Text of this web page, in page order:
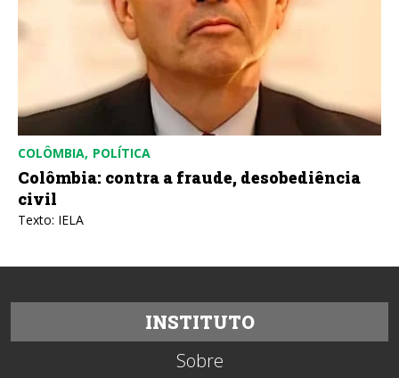
COLÔMBIA POLÍTICA
Colômbia: contra a fraude, desobediência
civil
Texto: IELA
INSTITUTO
Sobre